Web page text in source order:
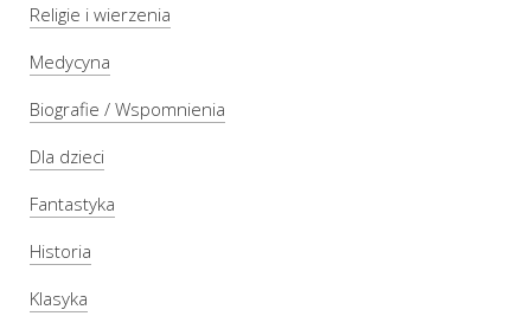
Religie i wierzenia
Medycyna
Biografie / Wspomnienia
Dla dzieci
Fantastyka
Historia
Klasyka